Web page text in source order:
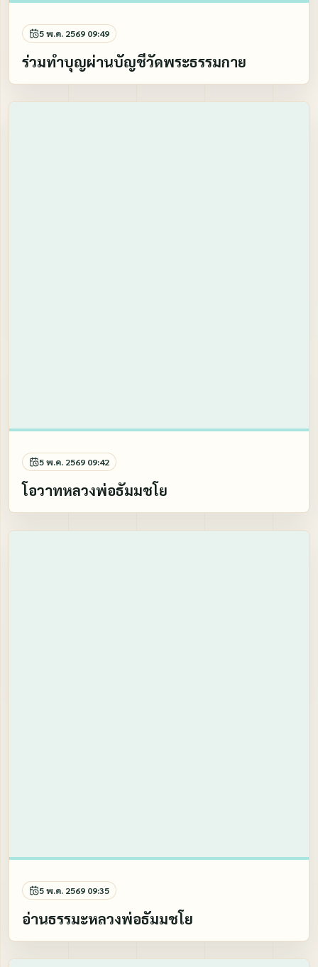
5 พ.ค. 2569 09:49
ร่วมทำบุญผ่านบัญชีวัดพระธรรมกาย
5 พ.ค. 2569 09:42
โอวาทหลวงพ่อธัมมชโย
5 พ.ค. 2569 09:35
อ่านธรรมะหลวงพ่อธัมมชโย